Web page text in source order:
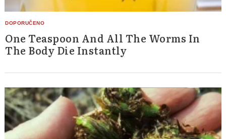
One Teaspoon And All The Worms In
The Body Die Instantly